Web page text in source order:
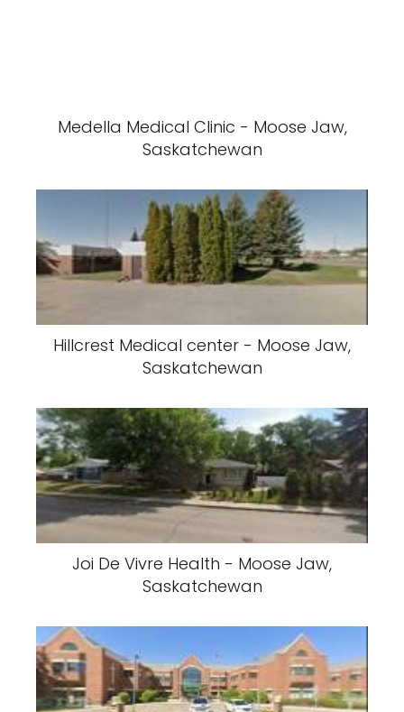
Medella Medical Clinic - Moose Jaw,
Saskatchewan
Hillcrest Medical center - Moose Jaw,
Saskatchewan
Joi De Vivre Health - Moose Jaw,
Saskatchewan